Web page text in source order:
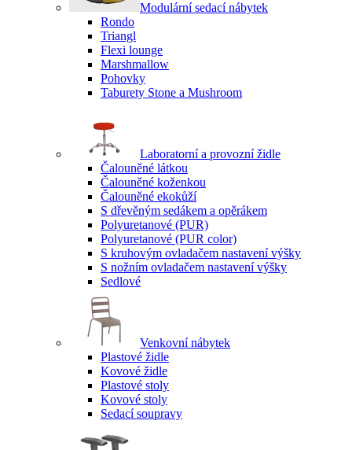
Modulární sedací nábytek
Rondo
Triangl
Flexi lounge
Marshmallow
Pohovky
Taburety Stone a Mushroom
Laboratorní a provozní židle
Čalouněné látkou
Čalouněné koženkou
Čalouněné ekokůží
S dřevěným sedákem a opěrákem
Polyuretanové (PUR)
Polyuretanové (PUR color)
S kruhovým ovladačem nastavení výšky
S nožním ovladačem nastavení výšky
Sedlové
Venkovní nábytek
Plastové židle
Kovové židle
Plastové stoly
Kovové stoly
Sedací soupravy